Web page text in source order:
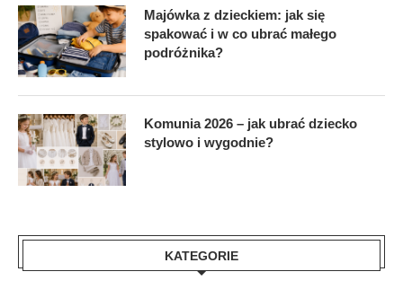
Majówka z dzieckiem: jak się
spakować i w co ubrać małego
podróżnika?
Komunia 2026 – jak ubrać dziecko
stylowo i wygodnie?
KATEGORIE